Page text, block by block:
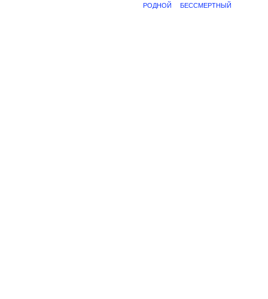
РОДНОЙ БЕССМЕРТНЫЙ